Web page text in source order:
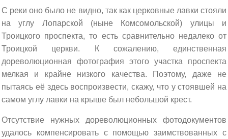
С реки оно было не видно, так как церковные лавки стояли
на углу Лопарской (ныне Комсомольской) улицы и
Троицкого проспекта, то есть сравнительно недалеко от
Троицкой церкви. К сожалению, единственная
дореволюционная фотография этого участка проспекта
мелкая и крайне низкого качества. Поэтому, даже не
пытаясь её здесь воспроизвести, скажу, что у стоявшей на
самом углу лавки на крыше был небольшой крест.
Отсутствие нужных дореволюционных фотодокументов
удалось компенсировать с помощью заимствованных с